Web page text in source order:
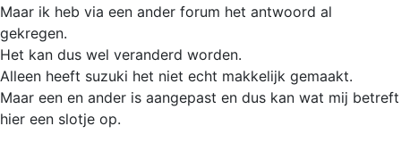
Maar ik heb via een ander forum het antwoord al
gekregen.
Het kan dus wel veranderd worden.
Alleen heeft suzuki het niet echt makkelijk gemaakt.
Maar een en ander is aangepast en dus kan wat mij betreft
hier een slotje op.